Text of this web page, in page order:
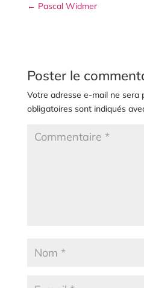
← Pascal Widmer
Poster le
Votre adresse e-mail ne sera
obligatoires sont indiqués